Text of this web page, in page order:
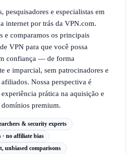
pesquisadores e especialistas em
internet por trás da VPN.com.
e comparamos os principais
VPN para que você possa
confiança — de forma
e imparcial, sem patrocinadores e
Nossa perspectiva é
experiência prática na aquisição e
domínios premium.
& security experts
· no affiliate bias
unbiased comparisons